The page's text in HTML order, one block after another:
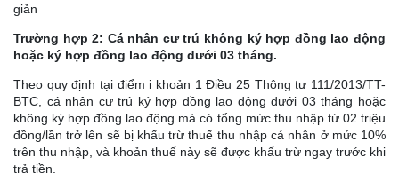
giản
Trường hợp 2: Cá nhân cư trú không ký hợp đồng lao động
hoặc ký hợp đồng lao động dưới 03 tháng.
Theo quy định tại điểm i khoản 1 Điều 25 Thông tư 111/2013/TT-
BTC, cá nhân cư trú ký hợp đồng lao động dưới 03 tháng hoặc
không ký hợp đồng lao động mà có tổng mức thu nhập từ 02 triệu
đồng/lần trở lên sẽ bị khấu trừ thuế thu nhập cá nhân ở mức 10%
trên thu nhập, và khoản thuế này sẽ được khấu trừ ngay trước khi
trả tiền.